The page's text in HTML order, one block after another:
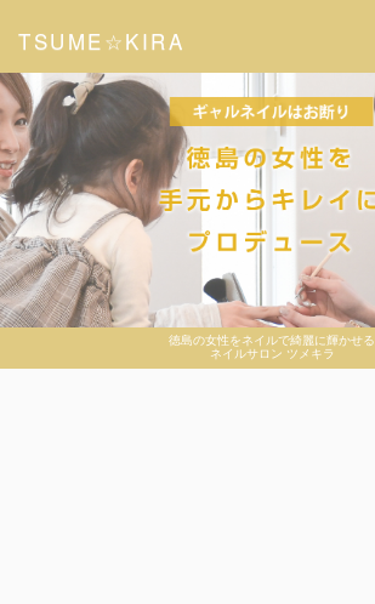
徳島の女性をネイルで綺麗に輝かせる
ネイルサロン ツメキラ
TSUME☆KIRA